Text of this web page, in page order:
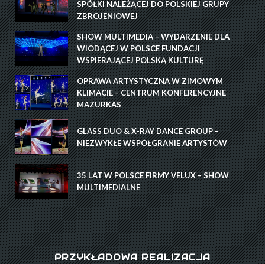
SPÓŁKI NALEŻĄCEJ DO POLSKIEJ GRUPY
ZBROJENIOWEJ
SHOW MULTIMEDIA – WYDARZENIE DLA
WIODĄCEJ W POLSCE FUNDACJI
WSPIERAJĄCEJ POLSKĄ KULTURĘ
OPRAWA ARTYSTYCZNA W ZIMOWYM
KLIMACIE – CENTRUM KONFERENCYJNE
MAZURKAS
GLASS DUO & X-RAY DANCE GROUP –
NIEZWYKŁE WSPÓŁGRANIE ARTYSTÓW
35 LAT W POLSCE FIRMY VELUX – SHOW
MULTIMEDIALNE
PRZYKŁADOWA REALIZACJA